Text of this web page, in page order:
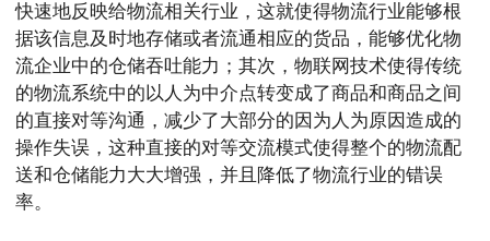
快速地反映给物流相关行业，这就使得物流行业能够根
据该信息及时地存储或者流通相应的货品，能够优化物
流企业中的仓储吞吐能力；其次，物联网技术使得传统
的物流系统中的以人为中介点转变成了商品和商品之间
的直接对等沟通，减少了大部分的因为人为原因造成的
操作失误，这种直接的对等交流模式使得整个的物流配
送和仓储能力大大增强，并且降低了物流行业的错误
率。